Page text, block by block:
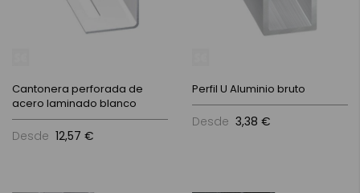
Cantonera perforada de
acero laminado blanco
Desde 12,57 €
Perfil U Aluminio bruto
Desde 3,38 €